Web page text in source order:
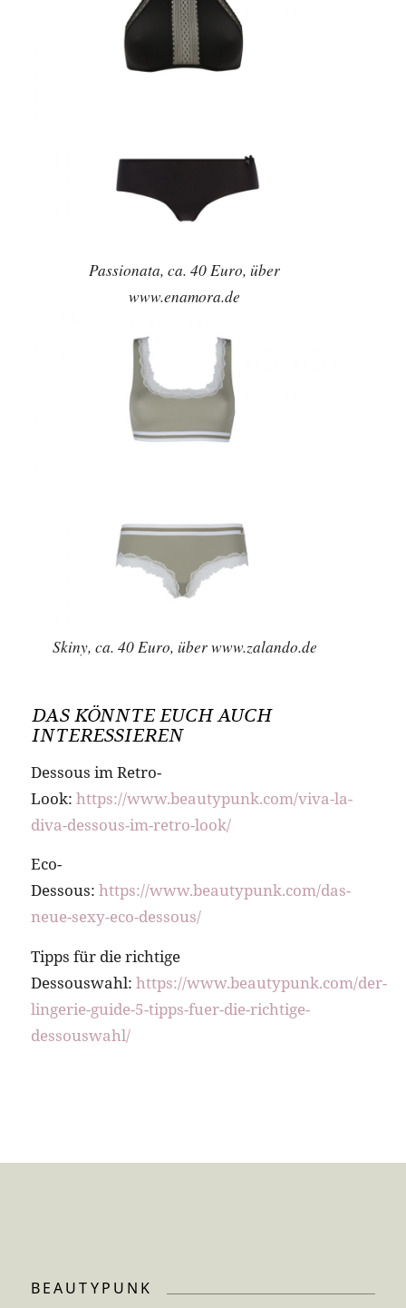
Passionata, ca. 40 Euro, über
www.enamora.de
Skiny, ca. 40 Euro, über www.zalando.de
DAS KÖNNTE EUCH AUCH
INTERESSIEREN
Dessous im Retro-
Look: https://www.beautypunk.com/viva-la-
diva-dessous-im-retro-look/
Eco-
Dessous: https://www.beautypunk.com/das-
neue-sexy-eco-dessous/
Tipps für die richtige
Dessouswahl: https://www.beautypunk.com/der-
lingerie-guide-5-tipps-fuer-die-richtige-
dessouswahl/
BEAUTYPUNK